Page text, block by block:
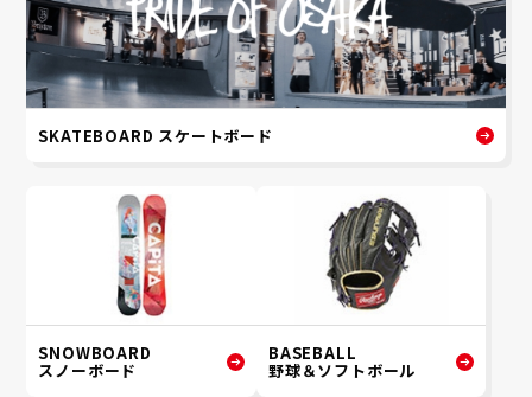
SKATEBOARD スケートボード
SNOWBOARD
スノーボード
BASEBALL
野球＆ソフトボール